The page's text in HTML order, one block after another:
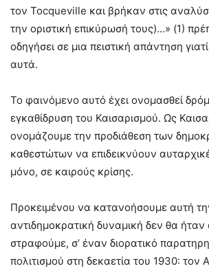
τον Tocqueville και βρήκαν στις
την οριστική επικύρωσή τους)…» (1)
οδηγήσει σε μια πειστική απάντηση
αυτά.
Το φαινόμενο αυτό έχει ονομασθεί
εγκαθίδρυση του Καισαρισμού. Ως
ονομάζουμε την προδιάθεση των
καθεστώτων να επιδεικνύουν
μόνο, σε καιρούς κρίσης.
Προκειμένου να κατανοήσουμε αυτή
αντιδημοκρατική δυναμική δεν θα
στραφούμε, σ’ έναν διορατικό
πολιτισμού στη δεκαετία του 1930: τον